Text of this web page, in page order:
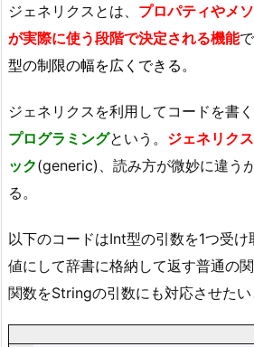
ジェネリクスとは、 プロパティやメ
が実際に使う段階で決定される機能
型の制限の幅を広くできる。
ジェネリクスを利用してコードを書
プログラミングという。 ジェネリクス
ック(generic)、読み方が微妙に違う
る。
以下のコードはInt型の引数を1つ受け
値にして辞書に格納して返す普通の
関数をStringの引数にも対応させたい